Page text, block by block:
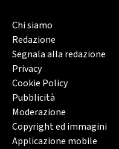
Chi siamo
Redazione
Segnala alla redazione
Privacy
Cookie Policy
Pubblicità
Moderazione
Copyright ed immagini
Applicazione mobile